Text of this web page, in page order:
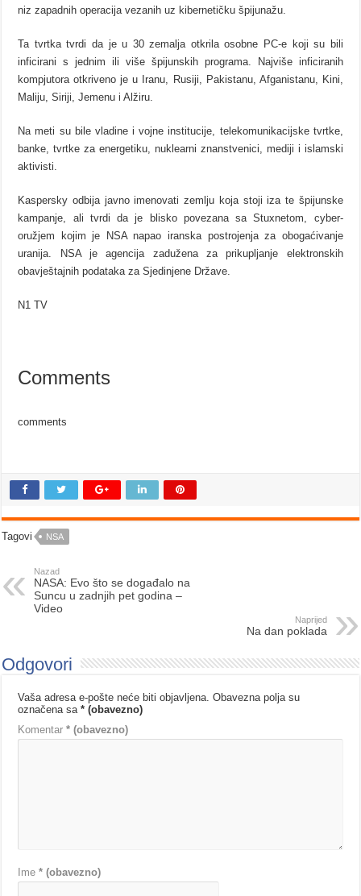
niz zapadnih operacija vezanih uz kibernetičku špijunažu.
Ta tvrtka tvrdi da je u 30 zemalja otkrila osobne PC-e koji su bili
inficirani s jednim ili više špijunskih programa. Najviše inficiranih
kompjutora otkriveno je u Iranu, Rusiji, Pakistanu, Afganistanu, Kini,
Maliju, Siriji, Jemenu i Alžiru.
Na meti su bile vladine i vojne institucije, telekomunikacijske tvrtke,
banke, tvrtke za energetiku, nuklearni znanstvenici, mediji i islamski
aktivisti.
Kaspersky odbija javno imenovati zemlju koja stoji iza te špijunske
kampanje, ali tvrdi da je blisko povezana sa Stuxnetom, cyber-
oružjem kojim je NSA napao iranska postrojenja za obogaćivanje
uranija. NSA je agencija zadužena za prikupljanje elektronskih
obavještajnih podataka za Sjedinjene Države.
N1 TV
Comments
comments
Tagovi NSA
Nazad
NASA: Evo što se događalo na
Suncu u zadnjih pet godina –
Video
Naprijed
Na dan poklada
Odgovori
Vaša adresa e-pošte neće biti objavljena. Obavezna polja su
označena sa* (obavezno)
Komentar* (obavezno)
Ime* (obavezno)